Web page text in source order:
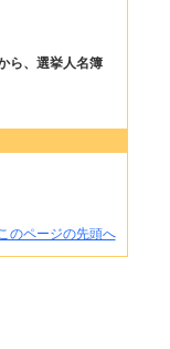
ら、選挙人名簿
のページの先頭へ